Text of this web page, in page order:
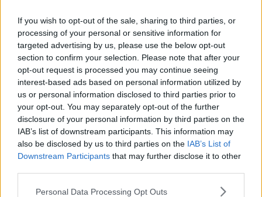
If you wish to opt-out of the sale, sharing to third parties, or
processing of your personal or sensitive information for
targeted advertising by us, please use the below opt-out
section to confirm your selection. Please note that after your
opt-out request is processed you may continue seeing
interest-based ads based on personal information utilized by
us or personal information disclosed to third parties prior to
your opt-out. You may separately opt-out of the further
disclosure of your personal information by third parties on the
IAB’s list of downstream participants. This information may
also be disclosed by us to third parties on the IAB’s List of
Downstream Participants that may further disclose it to other
Personal Data Processing Opt Outs
Abusi sulle bimbe, arrestati un babbo e due
mamme
Maria Chiara Roti nuova guida di Ronald
McDonald
In piazza, distanti, per tornare a scuola
Camorra, maxi blitz in Toscana contro i Casalesi
Screening in piazza con l'Ordine di Malta
Pegaso alla toscana primo arbitro donna in Serie
A
Stadio, ritorno al futuro con l'ipotesi Castello